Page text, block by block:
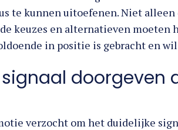
te kunnen uitoefenen. Niet
keuzes en alternatieven moeten
in positie is gebracht en
doorgeven
verzocht om het duidelijke